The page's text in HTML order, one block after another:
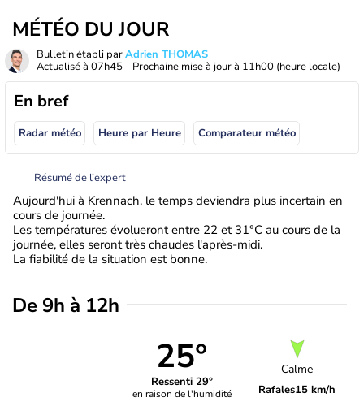
MÉTÉO DU JOUR
Bulletin établi parAdrien THOMAS
Actualisé à 07h45 - Prochaine mise à jour à 11h00 (heure locale)
En bref
Radar météo Heure par Heure Comparateur météo
Résumé de l’expert
Aujourd'hui à Krennach, le temps deviendra plus incertain en
cours de journée.
Les températures évolueront entre 22 et 31°C au cours de la
journée, elles seront très chaudes l'après-midi.
La fiabilité de la situation est bonne.
De 9h à 12h
25°
Ressenti 29°
en raison de l'humidité
Calme
Rafales15 km/h